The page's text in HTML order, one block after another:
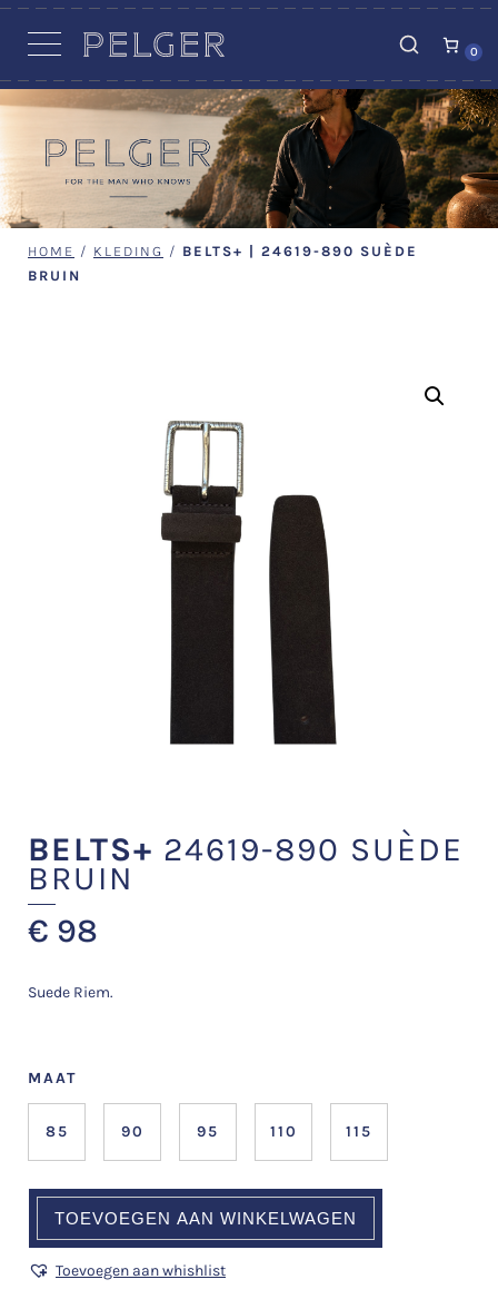
0
HOME / KLEDING / BELTS+ | 24619-890 SUÈDE
BRUIN
BELTS+ 24619-890 SUÈDE
BRUIN
€ 98
Suede Riem.
MAAT
85 90 95 110 115
TOEVOEGEN AAN WINKELWAGEN
Toevoegen aan whishlist